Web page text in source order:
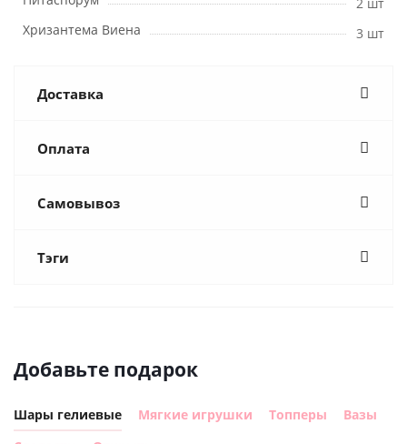
Хризантема Виена
3 шт
Доставка
Оплата
Самовывоз
Тэги
Добавьте подарок
Шары гелиевые Мягкие игрушки Топперы
Вазы